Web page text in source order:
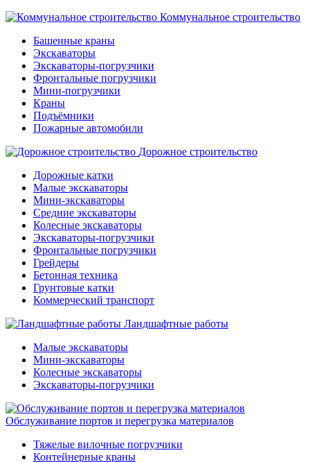
Коммунальное строительство
Башенные краны
Экскаваторы
Экскаваторы-погрузчики
Фронтальные погрузчики
Мини-погрузчики
Краны
Подъёмники
Пожарные автомобили
Дорожное строительство
Дорожные катки
Малые экскаваторы
Мини-экскаваторы
Средние экскаваторы
Колесные экскаваторы
Экскаваторы-погрузчики
Фронтальные погрузчики
Грейдеры
Бетонная техника
Грунтовые катки
Коммерческий транспорт
Ландшафтные работы
Малые экскаваторы
Мини-экскаваторы
Колесные экскаваторы
Экскаваторы-погрузчики
Обслуживание портов и перегрузка материалов
Тяжелые вилочные погрузчики
Контейнерные краны